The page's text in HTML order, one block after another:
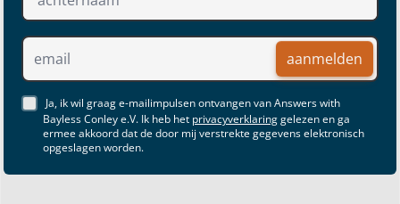
aanmelden
Ja, ik wil graag e-mailimpulsen ontvangen van Answers with
Bayless Conley e.V. Ik heb het privacyverklaringgelezen en ga
ermee akkoord dat de door mij verstrekte gegevens elektronisch
opgeslagen worden.